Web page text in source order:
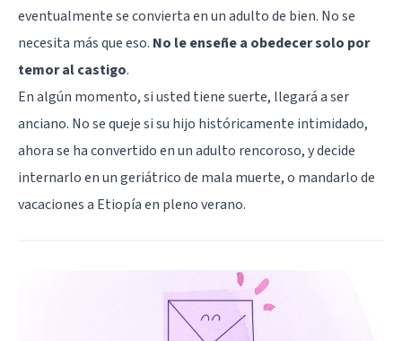
eventualmente se convierta en un adulto de bien. No se
necesita más que eso. No le enseñe a obedecer solo por
temor al castigo.
En algún momento, si usted tiene suerte, llegará a ser
anciano. No se queje si su hijo históricamente intimidado,
ahora se ha convertido en un adulto rencoroso, y decide
internarlo en un geriátrico de mala muerte, o mandarlo de
vacaciones a Etiopía en pleno verano.